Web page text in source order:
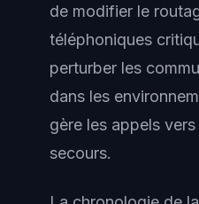
de modifier le
téléphoniques
perturber les
dans les
gère les appels
secours.